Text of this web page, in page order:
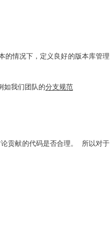
的情况下，定义良好的版本库管理
我们团队的分支规范
贡献的代码是否合理。 所以对于